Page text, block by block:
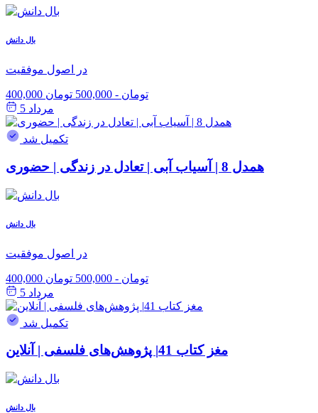
بال دانش
در اصول موفقیت
400,000 تومان - 500,000 تومان
مرداد 5
تکمیل شد
همدل 8 | آسیاب آبی | تعادل در زندگی | حضوری
بال دانش
در اصول موفقیت
400,000 تومان - 500,000 تومان
مرداد 5
تکمیل شد
مغز کتاب 41| پژوهش‌های فلسفی | آنلاین
بال دانش